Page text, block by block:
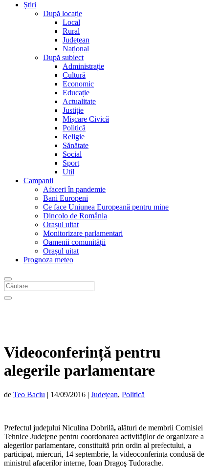
Știri
După locație
Local
Rural
Județean
Național
După subiect
Administrație
Cultură
Economic
Educație
Actualitate
Justiție
Mișcare Civică
Politică
Religie
Sănătate
Social
Sport
Util
Campanii
Afaceri în pandemie
Bani Europeni
Ce face Uniunea Europeană pentru mine
Dincolo de România
Orașul uitat
Monitorizare parlamentari
Oamenii comunității
Orașul uitat
Prognoza meteo
Videoconferință pentru
alegerile parlamentare
de Teo Baciu | 14/09/2016 | Județean, Politică
Prefectul judeţului Niculina Dobrilă, alături de membrii Comisiei
Tehnice Judeţene pentru coordonarea activităţilor de organizare a
alegerilor parlamentare, constituită prin ordin al prefectului, a
participat, miercuri, 14 septembrie, la videoconferinţa condusă de
ministrul afacerilor interne, Ioan Dragoş Tudorache.